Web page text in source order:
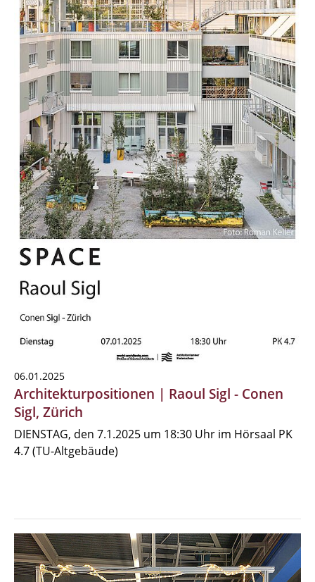
06.01.2025
Architekturpositionen | Raoul Sigl - Conen
Sigl, Zürich
DIENSTAG, den 7.1.2025 um 18:30 Uhr im Hörsaal PK
4.7 (TU-Altgebäude)